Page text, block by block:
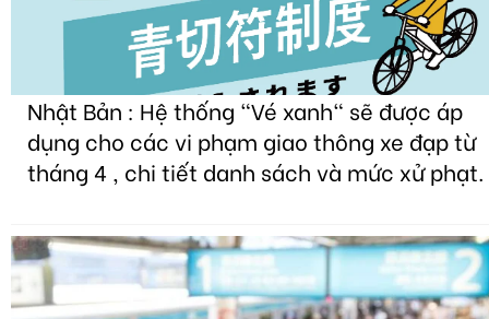
Nhật Bản : Hệ thống "Vé xanh" sẽ được áp
dụng cho các vi phạm giao thông xe đạp từ
tháng 4 , chi tiết danh sách và mức xử phạt.